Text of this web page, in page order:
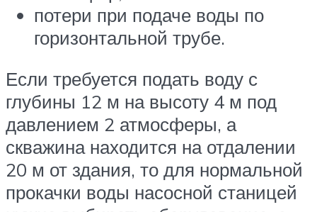
потери при подаче воды по
горизонтальной трубе.
Если требуется подать воду с
глубины 12 м на высоту 4 м под
давлением 2 атмосферы, а
скважина находится на отдалении
20 м от здания, то для нормальной
прокачки воды насосной станицей